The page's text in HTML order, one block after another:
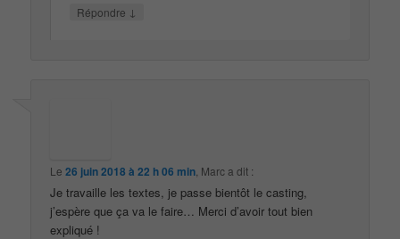
Répondre ↓
Le26 juin 2018 à 22 h 06 min Marca dit :
Je travaille les textes, je passe bientôt le casting,
j’espère que ça va le faire… Merci d’avoir tout bien
expliqué !